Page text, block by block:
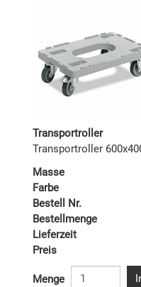
Transportroller
Transportroller
Masse
Farbe
Bestell Nr.
Bestellmenge
Lieferzeit
Preis
Menge